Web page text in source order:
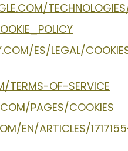
ES/LEGAL/
TERMS-OF-SERVICE
PAGES/COOKIES
EN/ARTICLES/